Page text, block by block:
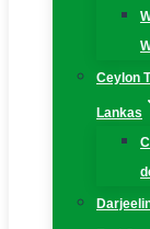
Ceylon
Lankas